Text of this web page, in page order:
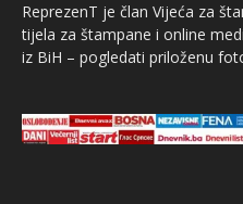
ReprezenT je član Vijeća za
tijela za štampane i online
iz BiH – pogledati priloženu